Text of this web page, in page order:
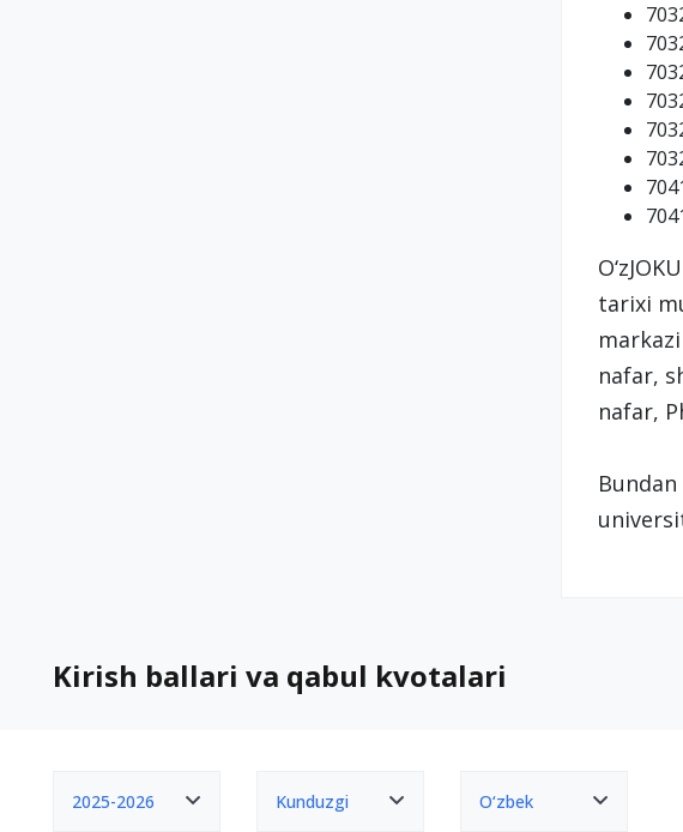
tarixi
nafar,
nafar,
Kirish ballari va qabul kvotalari
2025-2026 Kunduzgi O‘zbek